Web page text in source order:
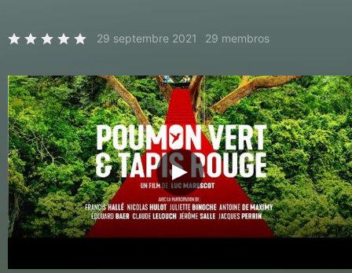
29 septembre 2021 29 membros